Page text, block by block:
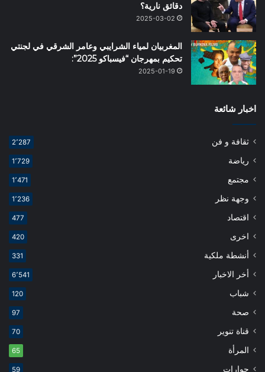
دقائق نارية؟
2025-03-02
المغربيان لمياء الشرايبي وعامر الشرقي في لجنتي
تحكيم بمهرجان “فيسباكو 2025”:
2025-01-19
اخبار شائعة
ثقافة و فن 2٬287
رياضة 1٬729
مجتمع 1٬471
وجهة نظر 1٬236
اقتصاد 477
اخرى 420
أنشطة ملكية 331
أخر الاخبار 6٬541
شباب 120
صحة 97
قناة تنوير 70
المرأة 65
حوارات 59